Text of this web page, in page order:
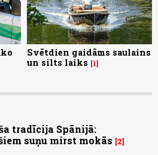
Svētdien gaidāms saulains
un silts laiks
1
tradīcija Spānijā:
suņu mirst mokās
2